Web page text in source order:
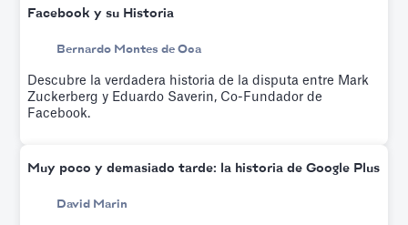
Facebook y su Historia
Bernardo Montes de Oca
Descubre la verdadera historia de la disputa entre Mark
Zuckerberg y Eduardo Saverin, Co-Fundador de
Facebook.
Muy poco y demasiado tarde: la historia de Google Plus
David Marin